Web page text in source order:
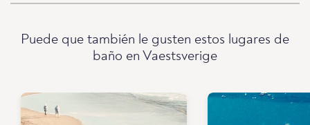
Puede que también le gusten estos lugares de
baño en Vaestsverige